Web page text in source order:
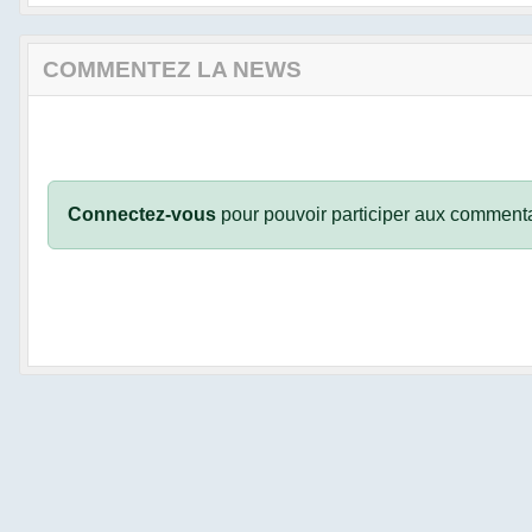
COMMENTEZ LA NEWS
Connectez-vous pour pouvoir participer aux